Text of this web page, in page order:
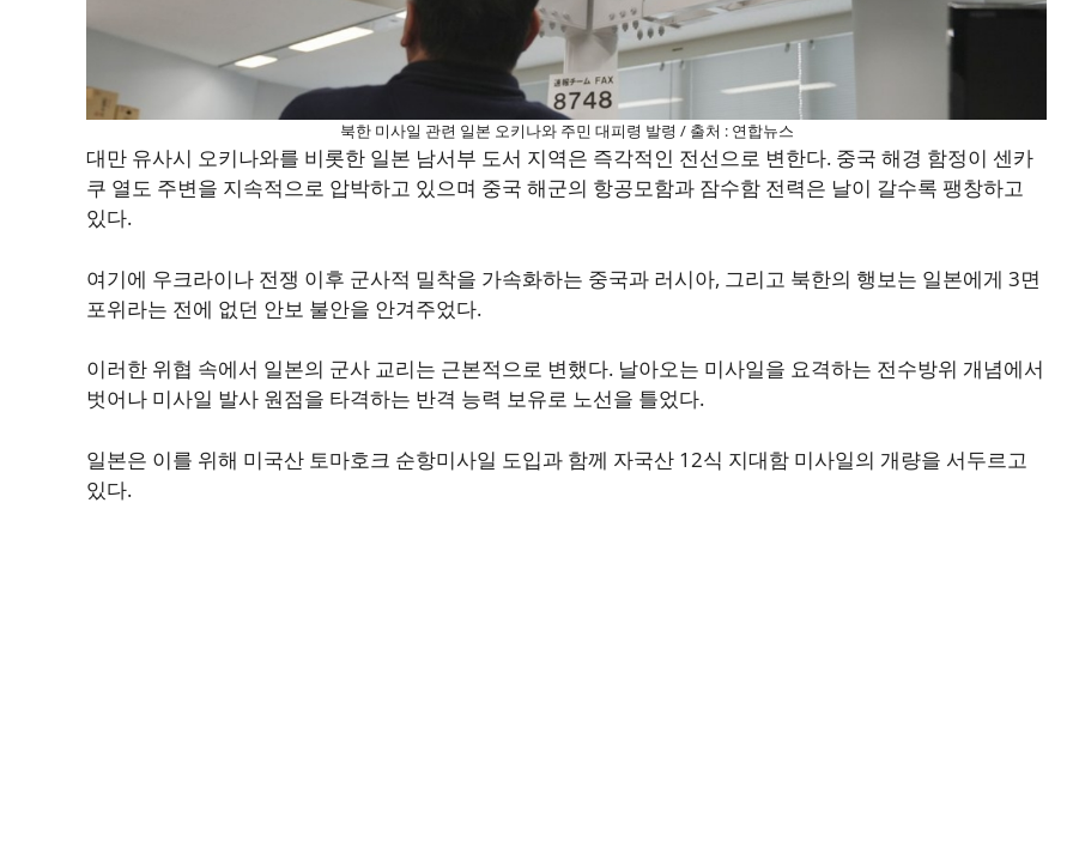
북한 미사일 관련 일본 오키나와 주민 대피령 발령 / 출처 : 연합뉴스
대만 유사시 오키나와를 비롯한 일본 남서부 도서 지역은 즉각적인 전선으로 변한다. 중국 해경 함정이 센카
쿠 열도 주변을 지속적으로 압박하고 있으며 중국 해군의 항공모함과 잠수함 전력은 날이 갈수록 팽창하고
있다.
여기에 우크라이나 전쟁 이후 군사적 밀착을 가속화하는 중국과 러시아, 그리고 북한의 행보는 일본에게 3면
포위라는 전에 없던 안보 불안을 안겨주었다.
이러한 위협 속에서 일본의 군사 교리는 근본적으로 변했다. 날아오는 미사일을 요격하는 전수방위 개념에서
벗어나 미사일 발사 원점을 타격하는 반격 능력 보유로 노선을 틀었다.
일본은 이를 위해 미국산 토마호크 순항미사일 도입과 함께 자국산 12식 지대함 미사일의 개량을 서두르고
있다.